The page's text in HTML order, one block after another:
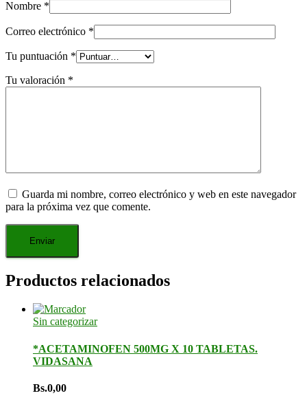
Nombre *
Correo electrónico *
Tu puntuación *
Tu valoración *
Guarda mi nombre, correo electrónico y web en este navegador
para la próxima vez que comente.
Productos relacionados
Sin categorizar
*ACETAMINOFEN 500MG X 10 TABLETAS.
VIDASANA
Bs.0,00